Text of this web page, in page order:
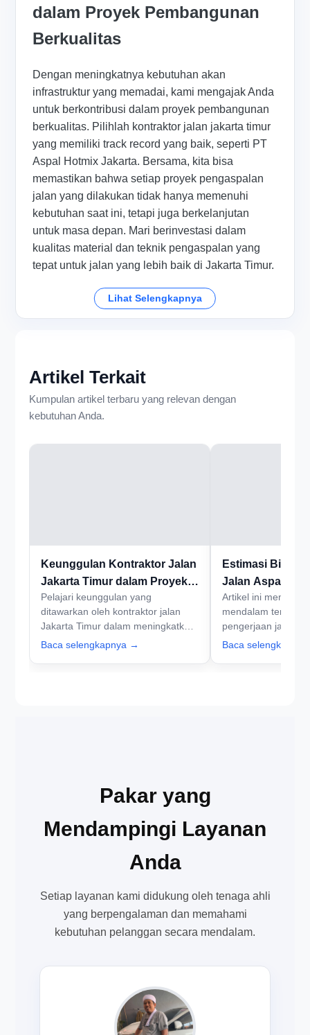
dalam Proyek Pembangunan
Berkualitas
Dengan meningkatnya kebutuhan akan
infrastruktur yang memadai, kami mengajak Anda
untuk berkontribusi dalam proyek pembangunan
berkualitas. Pilihlah kontraktor jalan jakarta timur
yang memiliki track record yang baik, seperti PT
Aspal Hotmix Jakarta. Bersama, kita bisa
memastikan bahwa setiap proyek pengaspalan
jalan yang dilakukan tidak hanya memenuhi
kebutuhan saat ini, tetapi juga berkelanjutan
untuk masa depan. Mari berinvestasi dalam
kualitas material dan teknik pengaspalan yang
tepat untuk jalan yang lebih baik di Jakarta Timur.
Lihat Selengkapnya
Artikel Terkait
Kumpulan artikel terbaru yang relevan dengan
kebutuhan Anda.
Keunggulan Kontraktor Jalan
Jakarta Timur dalam Proyek
Infrastruktur
Pelajari keunggulan yang
ditawarkan oleh kontraktor jalan
Jakarta Timur dalam meningkatkan
kualitas proyek infrastruktur.
Baca selengkapnya →
Estimasi Biaya
Jalan Aspal di
Jakarta Timur
Artikel ini
mendalam tentang
pengerjaan jalan
Jakarta Timur,
Baca
Pakar yang
Mendampingi Layanan
Anda
Setiap layanan kami didukung oleh tenaga ahli
yang berpengalaman dan memahami
kebutuhan pelanggan secara mendalam.